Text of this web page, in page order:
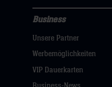
Navigation
öffnen,
dann
klicken
Business
Unsere Partner
Werbemöglichkeiten
VIP Dauerkarten